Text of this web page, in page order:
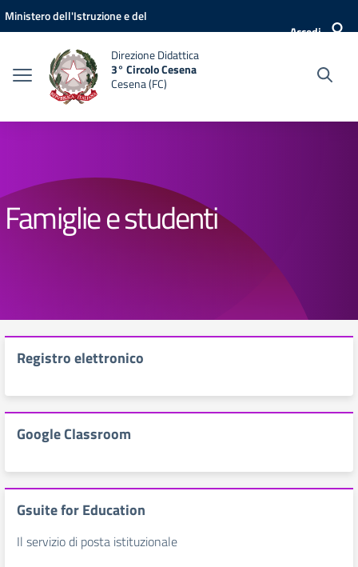
Vai ai contenuti
Vai al menu di navigazione
Vai al footer
Ministero dell'Istruzione e del
Accedi
Direzione Didattica
3° Circolo Cesena
Cesena (FC)
Famiglie e studenti
Registro elettronico
Google Classroom
Gsuite for Education
Il servizio di posta istituzionale